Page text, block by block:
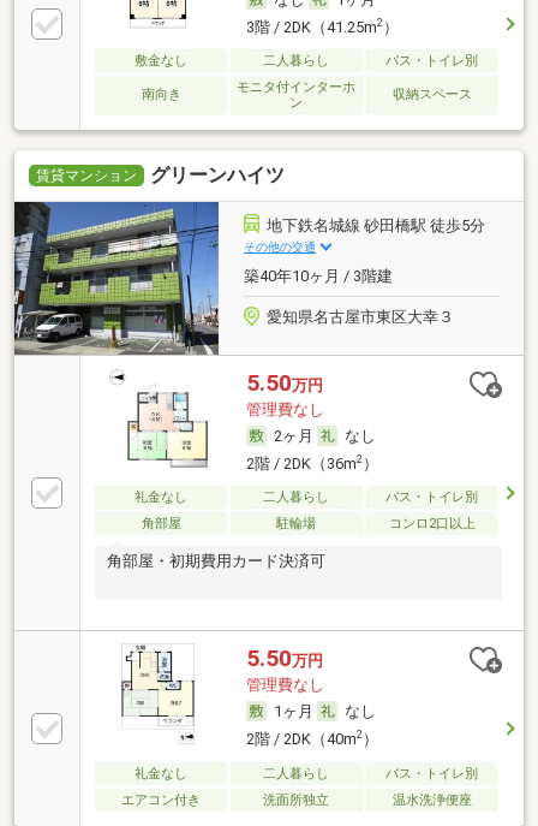
3階 / 2DK（41.25m2）
敷金なし 二人暮らし バス・トイレ別
南向き
モニタ付インターホ
ン
収納スペース
賃貸マンション グリーンハイツ
地下鉄名城線 砂田橋駅 徒歩5分
その他の交通
築40年10ヶ月 / 3階建
愛知県名古屋市東区大幸３
5.50万円
管理費なし
2ヶ月
なし
2階 / 2DK（36m2）
礼金なし 二人暮らし
バス・トイレ別
角部屋
駐輪場 コンロ2口以上
角部屋・初期費用カード決済可
5.50万円
管理費なし
1ヶ月
なし
2階 / 2DK（40m2）
礼金なし 二人暮らし
バス・トイレ別
エアコン付き
洗面所独立 温水洗浄便座